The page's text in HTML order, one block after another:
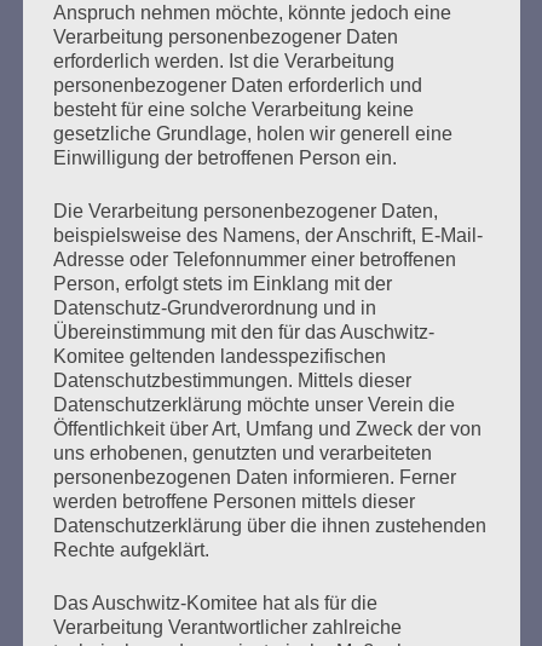
Für eine solidarische Gesellschaft! Alle zusammen gegen
den Faschismus! Am Mittwochabend, 19. Februar 2020,
hat ein Neonazi in Hanau zehn Menschen ermordet. Das
ist der zweitgrößte rechte Terroranschlag in der
Geschichte der Bundesrepublik. In vielen Städten wird
heute mit spontanen Solidaritätskundgebungen der
Eigentlich ein Augenblick der Stille, des Trauerns…
mehr ...
Seitennummerierung
der
Beiträge
Zurück 24 Weiter
nicht allein. Wir sind viele. Macht mit, denn wer
schweigt, stimmt zu! Wegsehen ändert nichts.
Anspruch nehmen möchte, könnte jedoch eine
Verarbeitung personenbezogener Daten
erforderlich werden. Ist die Verarbeitung
personenbezogener Daten erforderlich und
besteht für eine solche Verarbeitung keine
gesetzliche Grundlage, holen wir generell eine
Einwilligung der betroffenen Person ein.
Die Verarbeitung personenbezogener Daten,
beispielsweise des Namens, der Anschrift, E-Mail-
Adresse oder Telefonnummer einer betroffenen
Person, erfolgt stets im Einklang mit der
Datenschutz-Grundverordnung und in
Übereinstimmung mit den für das Auschwitz-
Komitee geltenden landesspezifischen
Datenschutzbestimmungen. Mittels dieser
Datenschutzerklärung möchte unser Verein die
Öffentlichkeit über Art, Umfang und Zweck der von
uns erhobenen, genutzten und verarbeiteten
personenbezogenen Daten informieren. Ferner
werden betroffene Personen mittels dieser
Datenschutzerklärung über die ihnen zustehenden
Rechte aufgeklärt.
Das Auschwitz-Komitee hat als für die
Verarbeitung Verantwortlicher zahlreiche